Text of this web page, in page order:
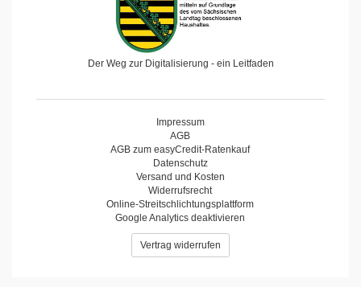
Der Weg zur Digitalisierung - ein Leitfaden
Impressum
AGB
AGB zum easyCredit-Ratenkauf
Datenschutz
Versand und Kosten
Widerrufsrecht
Online-Streitschlichtungsplattform
Google Analytics deaktivieren
Vertrag widerrufen